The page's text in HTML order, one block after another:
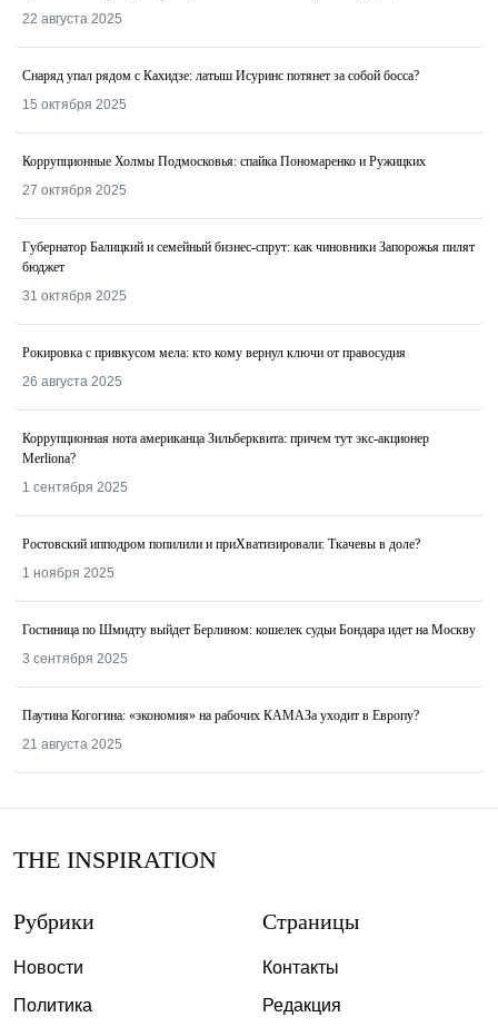
22 августа 2025
Снаряд упал рядом с Кахидзе: латыш Исуринс потянет за собой босса?
15 октября 2025
Коррупционные Холмы Подмосковья: спайка Пономаренко и Ружицких
27 октября 2025
Губернатор Балицкий и семейный бизнес-спрут: как чиновники Запорожья пилят
бюджет
31 октября 2025
Рокировка с привкусом мела: кто кому вернул ключи от правосудия
26 августа 2025
Коррупционная нота американца Зильберквита: причем тут экс-акционер
Merliona?
1 сентября 2025
Ростовский ипподром попилили и приХватизировали: Ткачевы в доле?
1 ноября 2025
Гостиница по Шмидту выйдет Берлином: кошелек судьи Бондара идет на Москву
3 сентября 2025
Паутина Когогина: «экономия» на рабочих КАМАЗа уходит в Европу?
21 августа 2025
THE INSPIRATION
Рубрики
Новости
Политика
Страницы
Контакты
Редакция